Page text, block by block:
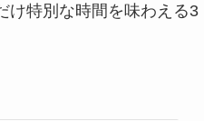
け特別な時間を味わえる3